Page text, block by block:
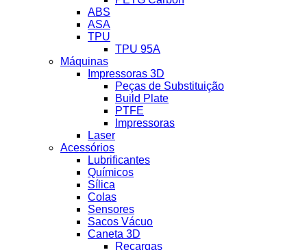
ABS
ASA
TPU
TPU 95A
Máquinas
Impressoras 3D
Peças de Substituição
Build Plate
PTFE
Impressoras
Laser
Acessórios
Lubrificantes
Químicos
Sílica
Colas
Sensores
Sacos Vácuo
Caneta 3D
Recargas